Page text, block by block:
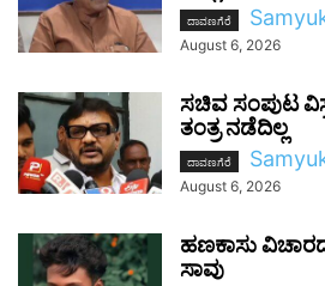
ದಾವಣಗೆರೆ
August 6, 2026
ಸಚಿವ ಸಂಪುಟ
ತಂತ್ರ ನಡೆದಿಲ್ಲ
ದಾವಣಗೆರೆ
August 6, 2026
ಹಣಕಾಸು
ಸಾವು